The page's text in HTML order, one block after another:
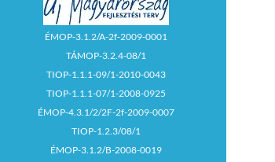
ÉMOP-3.1.2/A-2f-2009-0001
TÁMOP-3.2.4-08/1
TIOP-1.1.1-09/1-2010-0043
TIOP-1.1.1-07/1-2008-0925
ÉMOP-4.3.1/2/2F-2f-2009-0007
TIOP-1.2.3/08/1
ÉMOP-3.1.2/B-2008-0019